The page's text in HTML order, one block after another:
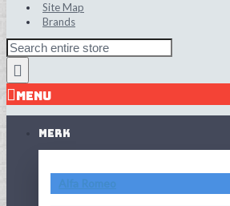
Site Map
Brands
MENU
MERK
Alfa Romeo